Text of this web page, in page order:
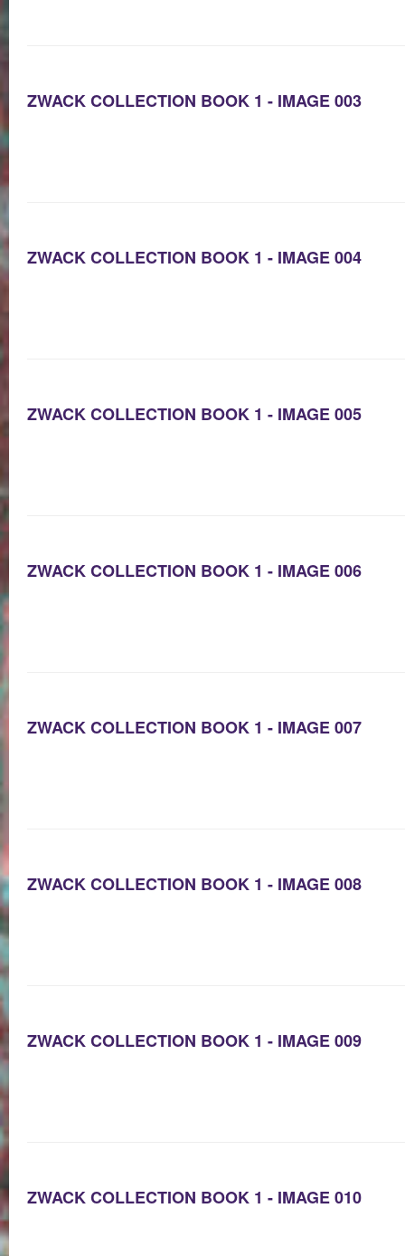
ZWACK COLLECTION BOOK 1 - IMAGE 003
ZWACK COLLECTION BOOK 1 - IMAGE 004
ZWACK COLLECTION BOOK 1 - IMAGE 005
ZWACK COLLECTION BOOK 1 - IMAGE 006
ZWACK COLLECTION BOOK 1 - IMAGE 007
ZWACK COLLECTION BOOK 1 - IMAGE 008
ZWACK COLLECTION BOOK 1 - IMAGE 009
ZWACK COLLECTION BOOK 1 - IMAGE 010